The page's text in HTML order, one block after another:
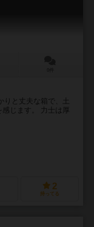
りと丈夫な箱で、土
じます。 力士は厚
2
持ってる